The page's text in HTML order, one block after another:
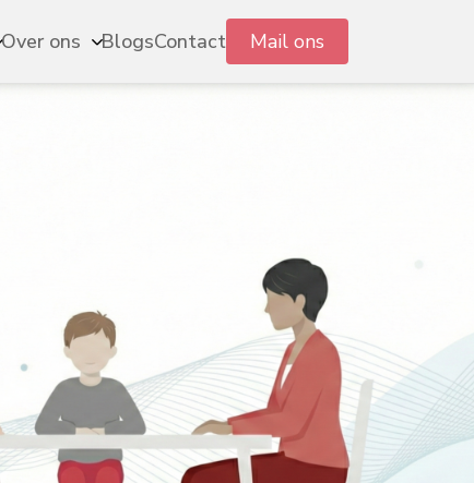
Over ons BlogsContact Mail ons